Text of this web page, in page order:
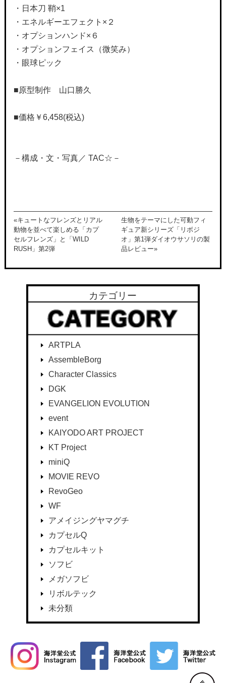
・日本刀 鞘×1
・エネルギーエフェクト×２
・オプションハンド×６
・オプションフェイス（微笑み）
・眼球ピック
■原型制作 山口勝久
■価格 ￥6,458(税込)
－構成・文・写真／ TAC☆－
«キュートなフレンズとリアル
動物を並べて楽しめる「カプ
セルフレンズ」と「WILD
RUSH」第2弾
生物をテーマにした可動フィ
ギュア新シリーズ「リボジ
オ」第1弾ダイオウサソリの製
品レビュー»
カテゴリー
ARTPLA
AssembleBorg
Character Classics
DGK
EVANGELION EVOLUTION
event
KAIYODO ART PROJECT
KT Project
miniQ
MOVIE REVO
RevoGeo
WF
アメイジングヤマグチ
カプセルQ
カプセルキット
ソフビ
メガソフビ
リボルテック
未分類